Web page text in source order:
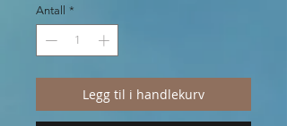
Antall *
Legg til i handlekurv